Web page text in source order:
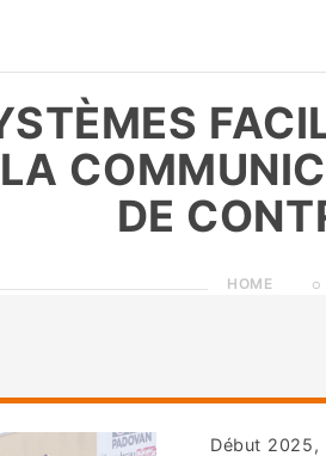
DE
HOME
Début 2025,